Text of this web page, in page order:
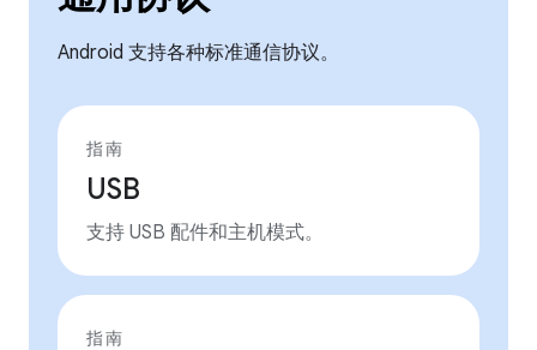
Android 支持各种标准通信协议。
指南
USB
支持 USB 配件和主机模式。
指南